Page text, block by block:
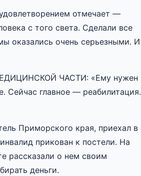
отмечает —
с того света. Сделали все
оказались очень серьезными. И
ЧАСТИ: «Ему нужен
Сейчас главное — реабилитация.
Приморского края, приехал в
прикован к постели. На
рассказали о нем своим
деньги.